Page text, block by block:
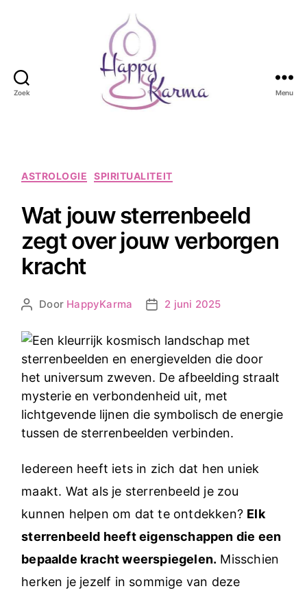
Zoek Menu
Categorieën
ASTROLOGIE SPIRITUALITEIT
Wat jouw sterrenbeeld
zegt over jouw verborgen
kracht
Berichtauteur
Door HappyKarma Berichtdatum
2 juni 2025
Iedereen heeft iets in zich dat hen uniek
maakt. Wat als je sterrenbeeld je zou
kunnen helpen om dat te ontdekken? Elk
sterrenbeeld heeft eigenschappen die een
bepaalde kracht weerspiegelen. Misschien
herken je jezelf in sommige van deze